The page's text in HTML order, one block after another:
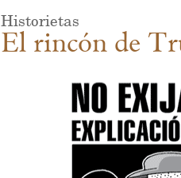
Historietas
El rincón de